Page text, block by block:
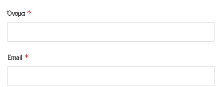
Όνομα *
Email *